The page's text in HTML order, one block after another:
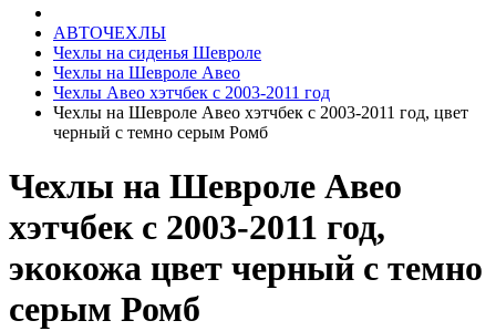
АВТОЧЕХЛЫ
Чехлы на сиденья Шевроле
Чехлы на Шевроле Авео
Чехлы Авео хэтчбек с 2003-2011 год
Чехлы на Шевроле Авео хэтчбек с 2003-2011 год, цвет
черный с темно серым Ромб
Чехлы на Шевроле Авео
хэтчбек с 2003-2011 год,
экокожа цвет черный с темно
серым Ромб